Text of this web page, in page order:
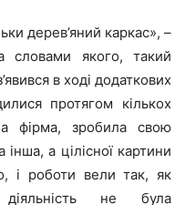
дерев’яний каркас», –
словами якого, такий
в ході додаткових
протягом кількох
фірма, зробила свою
а цілісної картини
і роботи вели так, як
не була